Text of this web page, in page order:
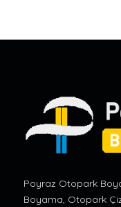
Poyraz Otopark
Boyama, Otopark